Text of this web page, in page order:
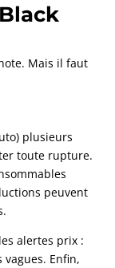
Mais il faut
plusieurs
toute rupture.
peuvent
alertes prix :
Enfin,